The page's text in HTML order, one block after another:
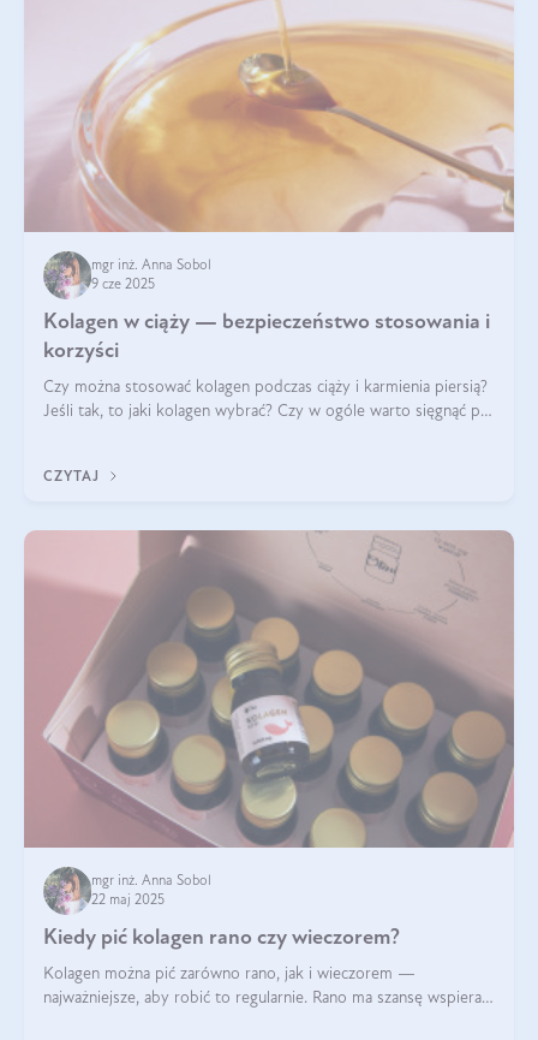
mgr inż. Anna Sobol
9 cze 2025
Kolagen w ciąży — bezpieczeństwo stosowania i
korzyści
Czy można stosować kolagen podczas ciąży i karmienia piersią?
Jeśli tak, to jaki kolagen wybrać? Czy w ogóle warto sięgnąć po
CZYTAJ
mgr inż. Anna Sobol
22 maj 2025
Kiedy pić kolagen rano czy wieczorem?
Kolagen można pić zarówno rano, jak i wieczorem —
najważniejsze, aby robić to regularnie. Rano ma szansę wspierać